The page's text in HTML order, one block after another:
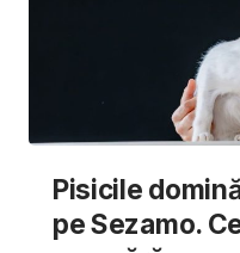
Pisicile
pe Sezamo.